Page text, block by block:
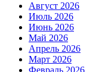
Август 2026
Июль 2026
Июнь 2026
Май 2026
Апрель 2026
Март 2026